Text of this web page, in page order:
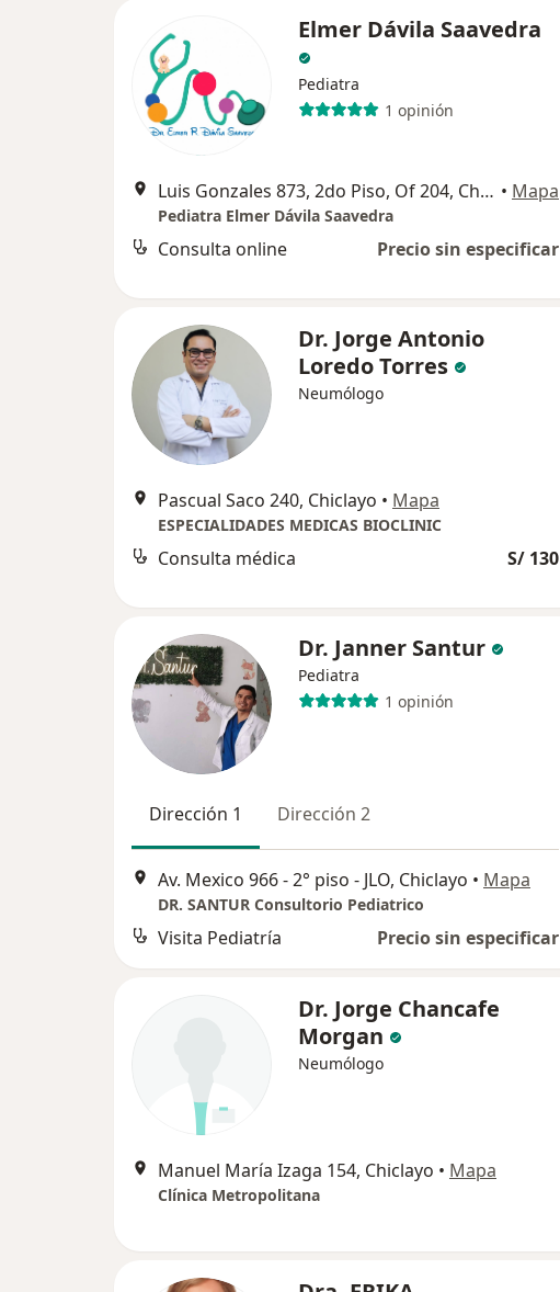
Elmer Dávila Saavedra
Pediatra
1 opinión
Luis Gonzales 873, 2do Piso, Of 204, Chiclayo • Mapa
Pediatra Elmer Dávila Saavedra
Consulta online Precio sin especificar
Dr. Jorge Antonio
Loredo Torres
Neumólogo
Pascual Saco 240, Chiclayo • Mapa
ESPECIALIDADES MEDICAS BIOCLINIC
Consulta médica S/ 130
Dr. Janner Santur
Pediatra
1 opinión
Dirección 1 Dirección 2
Av. Mexico 966 - 2° piso - JLO, Chiclayo • Mapa
DR. SANTUR Consultorio Pediatrico
Visita Pediatría Precio sin especificar
Dr. Jorge Chancafe
Morgan
Neumólogo
Manuel María Izaga 154, Chiclayo • Mapa
Clínica Metropolitana